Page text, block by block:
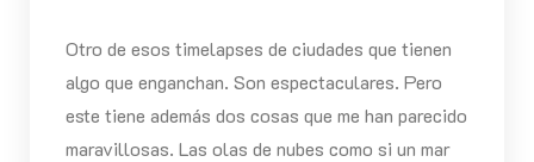
Otro de esos timelapses de ciudades que tienen
algo que enganchan. Son espectaculares. Pero
este tiene además dos cosas que me han parecido
maravillosas. Las olas de nubes como si un mar